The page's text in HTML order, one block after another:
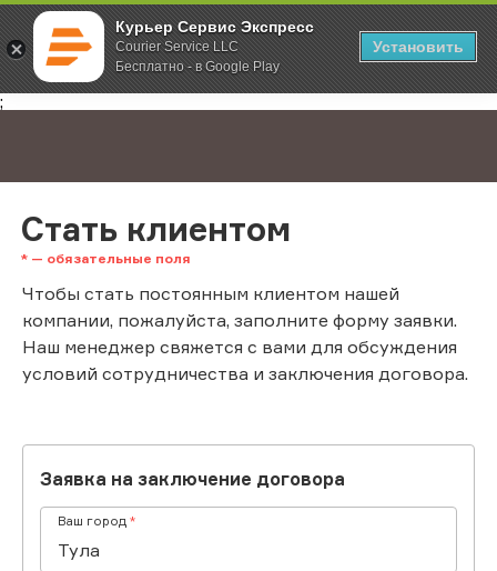
Курьер Сервис Экспресс
Courier Service LLC
Бесплатно - в Google Play
Установить
;
Главная Стать клиентом
Стать клиентом
Чтобы стать постоянным клиентом нашей
компании, пожалуйста, заполните форму заявки.
Наш менеджер свяжется с вами для обсуждения
условий сотрудничества и заключения договора.
Заявка на заключение договора
Ваш город